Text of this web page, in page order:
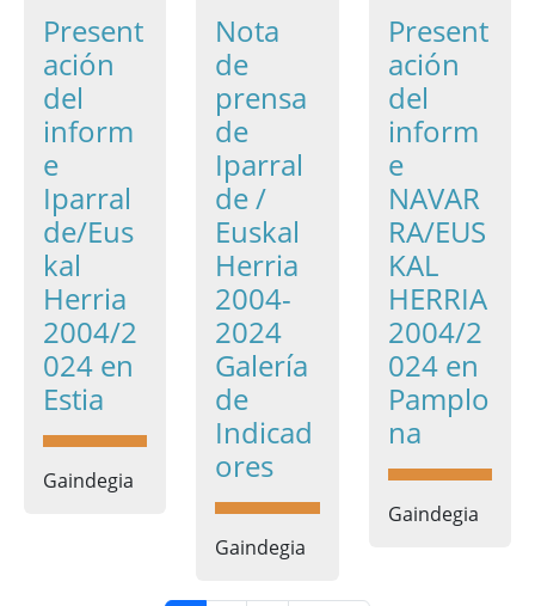
Present
ación
del
inform
e
Iparral
de/Eus
kal
Herria
2004/2
024 en
Estia
Gaindegia
Nota
de
prensa
de
Iparral
de /
Euskal
Herria
2004-
2024
Galería
de
Indicad
ores
Gaindegia
Present
ación
del
inform
e
NAVAR
RA/EUS
KAL
HERRIA
2004/2
024 en
Pamplo
na
Gaindegia